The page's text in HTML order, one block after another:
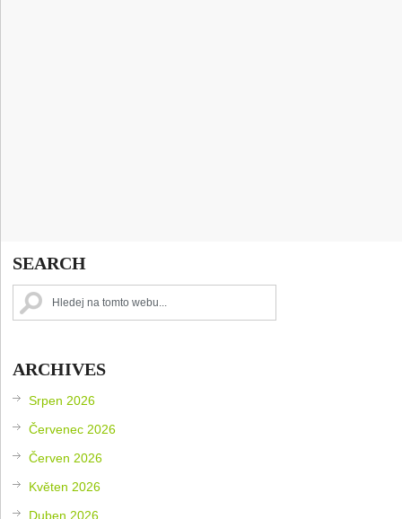
SEARCH
ARCHIVES
Srpen 2026
Červenec 2026
Červen 2026
Květen 2026
Duben 2026